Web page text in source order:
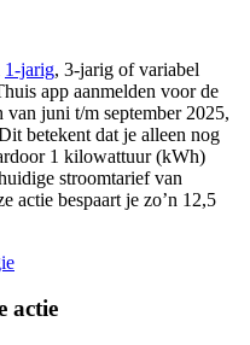
1-jarig, 3-jarig of variabel
app aanmelden voor de
juni t/m september 2025,
betekent dat je alleen nog
1 kilowattuur (kWh)
stroomtarief van
actie bespaart je zo’n 12,5
actie